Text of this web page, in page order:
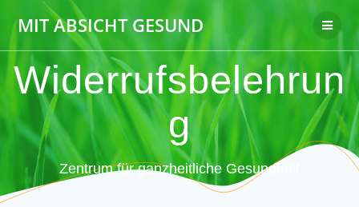
Inhalt
springen
MIT ABSICHT GESUND
Widerrufsbelehrun
g
Zentrum für ganzheitliche Gesundheit